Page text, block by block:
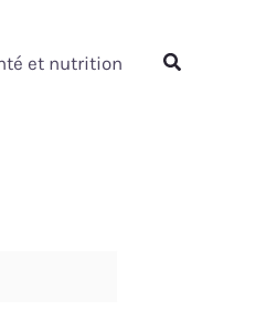
et nutrition Rechercher